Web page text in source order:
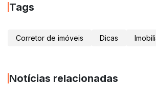
Tags
Corretor de imóveis Dicas
Notícias relacionadas